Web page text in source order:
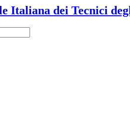
Italiana dei Tecnici